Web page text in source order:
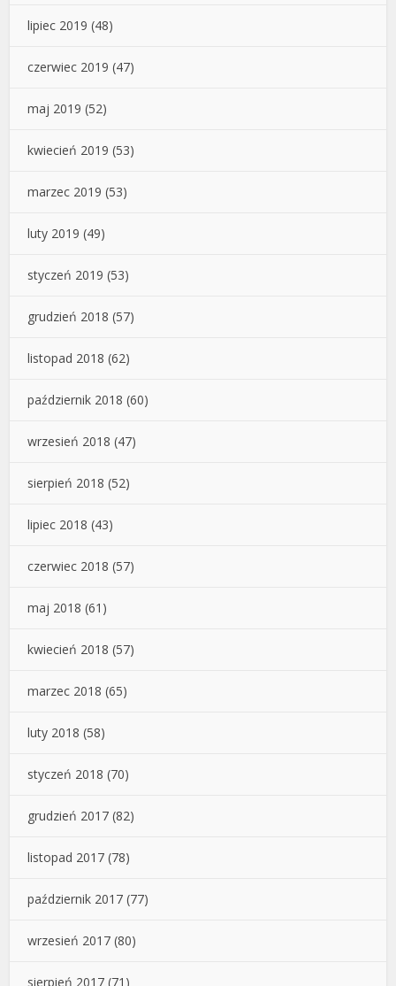
lipiec 2019 (48)
czerwiec 2019 (47)
maj 2019 (52)
kwiecień 2019 (53)
marzec 2019 (53)
luty 2019 (49)
styczeń 2019 (53)
grudzień 2018 (57)
listopad 2018 (62)
październik 2018 (60)
wrzesień 2018 (47)
sierpień 2018 (52)
lipiec 2018 (43)
czerwiec 2018 (57)
maj 2018 (61)
kwiecień 2018 (57)
marzec 2018 (65)
luty 2018 (58)
styczeń 2018 (70)
grudzień 2017 (82)
listopad 2017 (78)
październik 2017 (77)
wrzesień 2017 (80)
sierpień 2017 (71)